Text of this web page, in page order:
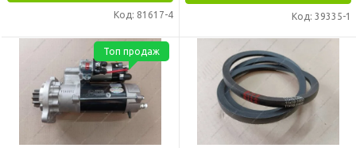
Код: 81617-4 Код: 39335-1
Топ продаж